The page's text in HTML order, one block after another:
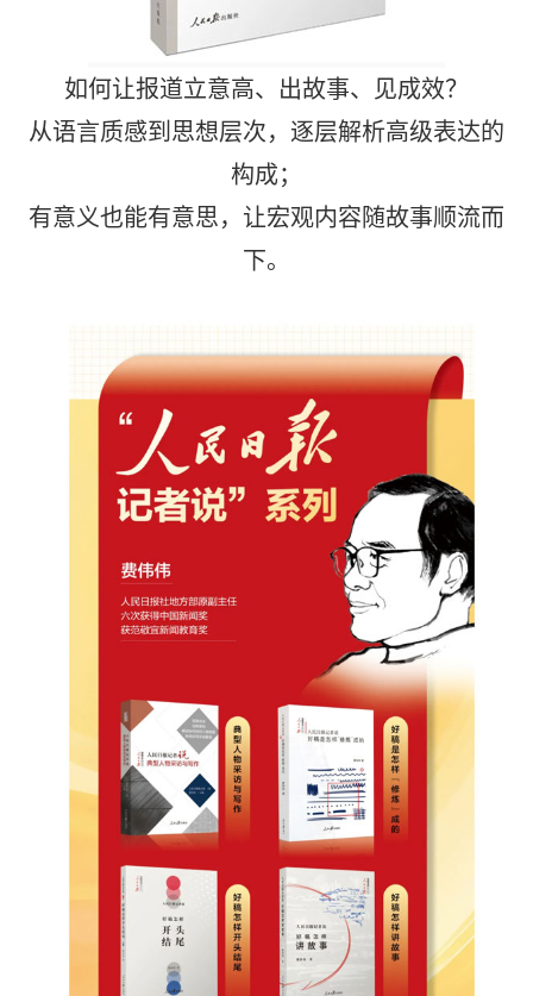
如何让报道立意高、出故事、见成效？
从语言质感到思想层次，逐层解析高级表达的
构成；
有意义也能有意思，让宏观内容随故事顺流而
下。